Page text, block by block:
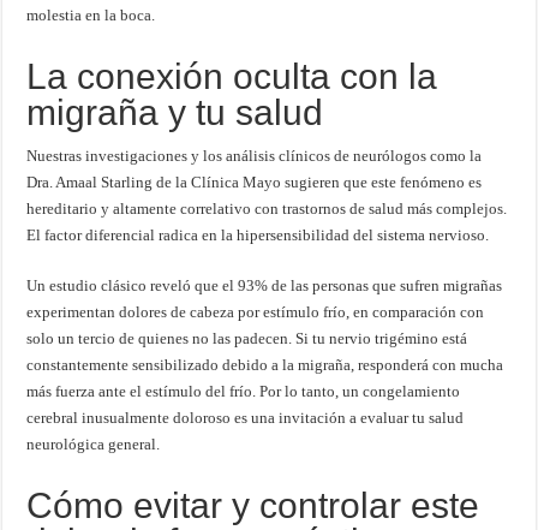
molestia en la boca.
La conexión oculta con la
migraña y tu salud
Nuestras investigaciones y los análisis clínicos de neurólogos como la
Dra. Amaal Starling de la Clínica Mayo sugieren que este fenómeno es
hereditario y altamente correlativo con trastornos de salud más complejos.
El factor diferencial radica en la hipersensibilidad del sistema nervioso.
Un estudio clásico reveló que el 93% de las personas que sufren migrañas
experimentan dolores de cabeza por estímulo frío, en comparación con
solo un tercio de quienes no las padecen. Si tu nervio trigémino está
constantemente sensibilizado debido a la migraña, responderá con mucha
más fuerza ante el estímulo del frío. Por lo tanto, un congelamiento
cerebral inusualmente doloroso es una invitación a evaluar tu salud
neurológica general.
Cómo evitar y controlar este